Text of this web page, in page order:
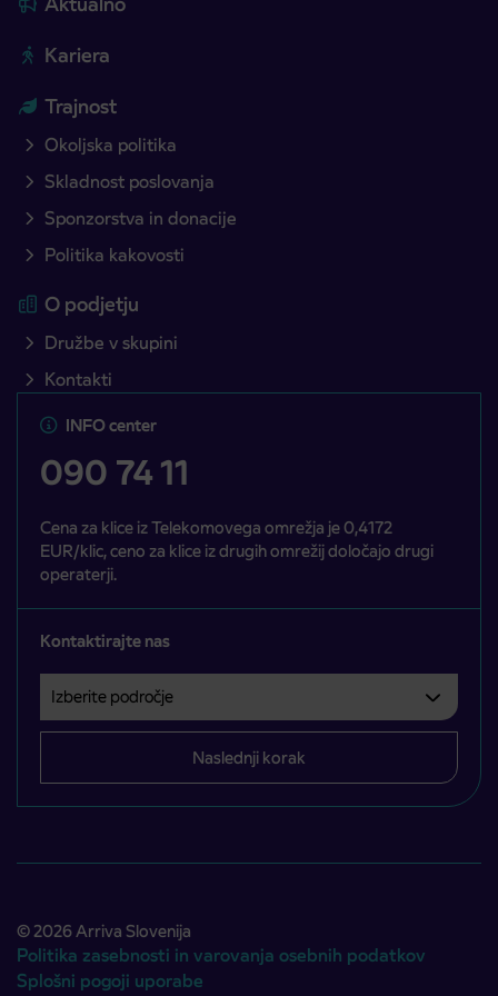
Kariera
Trajnost
Okoljska politika
Skladnost poslovanja
Sponzorstva in donacije
Politika kakovosti
O podjetju
Družbe v skupini
Kontakti
INFO center
090 74 11
Cena za klice iz Telekomovega omrežja je 0,4172
EUR/klic, ceno za klice iz drugih omrežij določajo drugi
operaterji.
Kontaktirajte nas
Izberite področje
Področje je obvezno izbrati.
Naslednji korak
© 2026 Arriva Slovenija
Politika zasebnosti in varovanja osebnih podatkov
Splošni pogoji uporabe